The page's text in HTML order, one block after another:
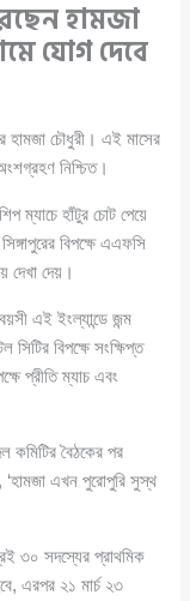
হামজা
যোগ দেবে
হামজা চৌধুরী। এই মাসের
নিশ্চিত।
ম্যাচে হাঁটুর চোট পেয়ে
বিপক্ষে এএফসি
দেখা দেয়।
এই ইংল্যান্ডে জন্ম
সিটির বিপক্ষে সংক্ষিপ্ত
প্রীতি ম্যাচ এবং
কমিটির বৈঠকের পর
‘হামজা এখন পুরোপুরি সুস্থ
৩০ সদস্যের প্রাথমিক
এরপর ২১ মার্চ ২৩